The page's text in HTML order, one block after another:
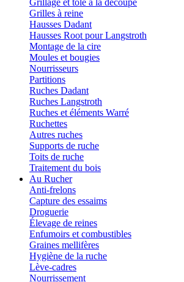
Grillage et tôle à la découpe
Grilles à reine
Hausses Dadant
Hausses Root pour Langstroth
Montage de la cire
Moules et bougies
Nourrisseurs
Partitions
Ruches Dadant
Ruches Langstroth
Ruches et éléments Warré
Ruchettes
Autres ruches
Supports de ruche
Toits de ruche
Traitement du bois
Au Rucher
Anti-frelons
Capture des essaims
Droguerie
Élevage de reines
Enfumoirs et combustibles
Graines mellifères
Hygiène de la ruche
Lève-cadres
Nourrissement